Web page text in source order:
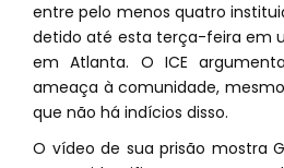
entre pelo menos quatro
detido até esta terça-feira em
em Atlanta. O ICE
ameaça à comunidade,
que não há indícios disso.
O vídeo de sua prisão mostra